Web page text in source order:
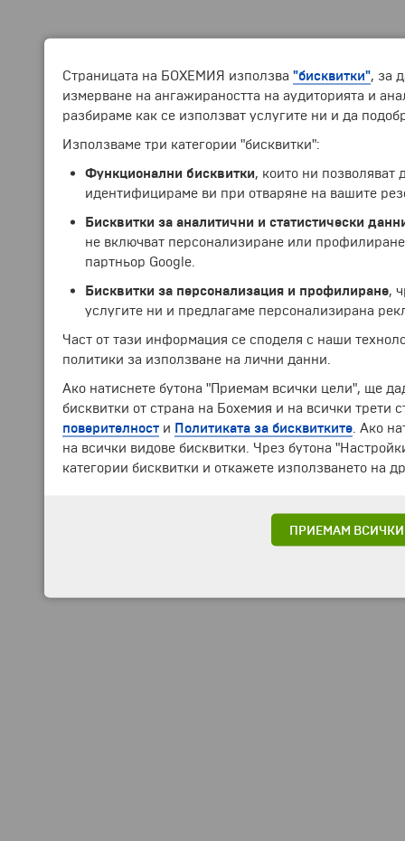
Страницата на БОХЕМИЯ използва "бисквитки", за
измерване на ангажираността на аудиторията и
разбираме как се използват услугите ни и да
Използваме три категории "бисквитки":
Функционални бисквитки, които ни позволяват
идентифицираме ви при отваряне на вашите
Бисквитки за аналитични и статистически
не включват персонализиране или
партньор Google.
Бисквитки за персонализация и профилиране,
услугите ни и предлагаме персонализирана
Част от тази информация се споделя с наши
политики за използване на лични данни.
Ако натиснете бутона "Приемам всички цели", ще
бисквитки от страна на Бохемия и на всички трети
поверителност и Политиката за бисквитките . Ако
на всички видове бисквитки. Чрез бутона
категории бисквитки и откажете използването на
ПРИЕМАМ